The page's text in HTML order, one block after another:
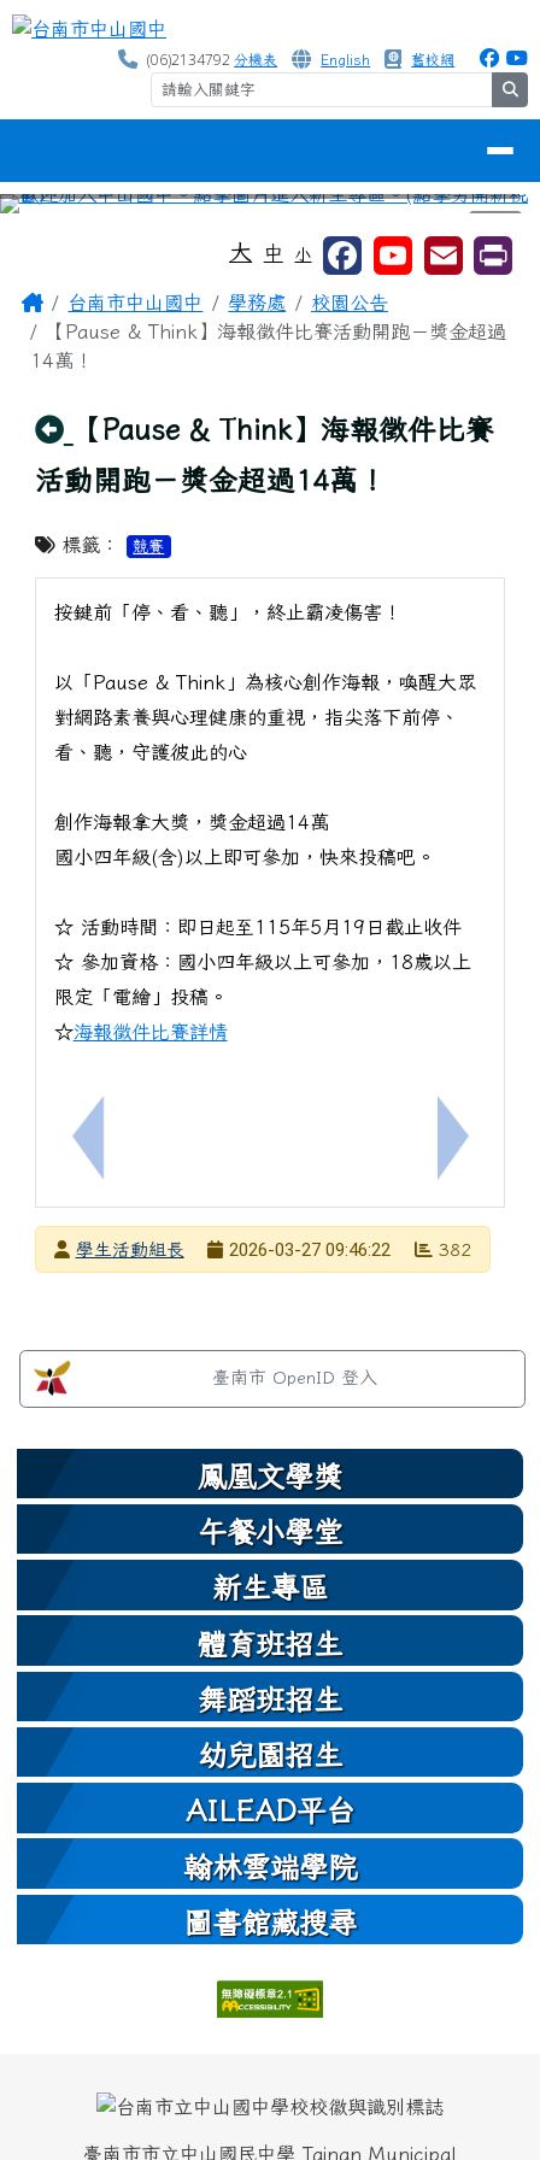
跳至主內容區
台南市中山國中
(06)2134792分機表 English 舊校網
⏸
大 中 小
主內容區域
Home台南市中山國中 學務處
校園公告
【Pause & Think】海報徵件比賽活動開跑－獎金超過
14萬！
回上頁
【Pause & Think】海報徵件比賽
活動開跑－獎金超過14萬！
標籤： 競賽
上一筆：公告「臺南市115年度中小學網球對抗賽」
按鍵前「停、看、聽」，終止霸凌傷害！
以「Pause & Think」為核心創作海報，喚醒大眾
對網路素養與心理健康的重視，指尖落下前停、
看、聽，守護彼此的心
創作海報拿大獎，獎金超過14萬
國小四年級(含)以上即可參加，快來投稿吧。
☆ 活動時間：即日起至115年5月19日截止收件
☆ 參加資格：國小四年級以上可參加，18歲以上
限定「電繪」投稿。
☆海報徵件比賽詳情
下一筆：
發布者學生活動組長
2026-03-27 09:46:22 382
左邊區域內容
臺南市 OpenID 登入
鳳凰文學獎
午餐小學堂
新生專區
體育班招生
舞蹈班招生
幼兒園招生
AILEAD平台
翰林雲端學院
圖書館藏搜尋
頁尾區域
頁尾區域內容
臺南市市立中山國民中學 Tainan Municipal